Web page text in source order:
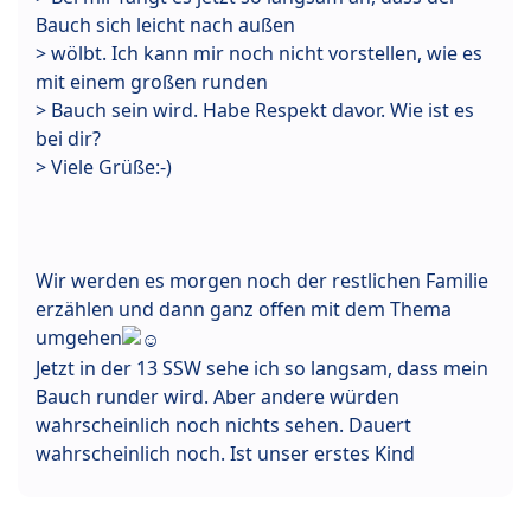
Bauch sich leicht nach außen
> wölbt. Ich kann mir noch nicht vorstellen, wie es
mit einem großen runden
> Bauch sein wird. Habe Respekt davor. Wie ist es
bei dir?
> Viele Grüße:-)
Wir werden es morgen noch der restlichen Familie
erzählen und dann ganz offen mit dem Thema
umgehen
Jetzt in der 13 SSW sehe ich so langsam, dass mein
Bauch runder wird. Aber andere würden
wahrscheinlich noch nichts sehen. Dauert
wahrscheinlich noch. Ist unser erstes Kind